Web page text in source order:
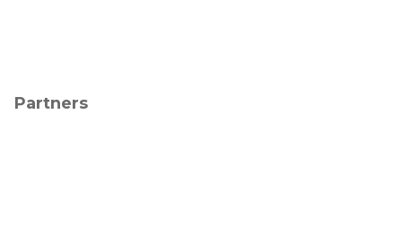
Partners